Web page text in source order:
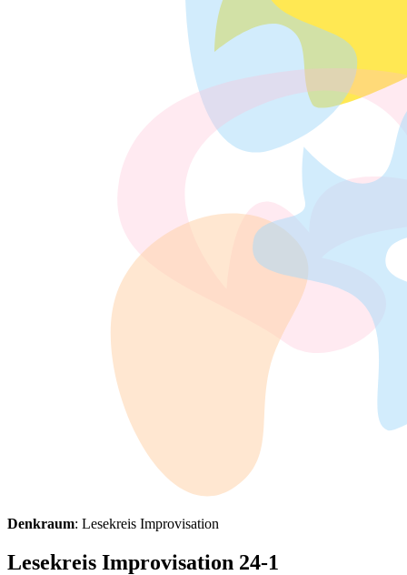
Denkraum: Lesekreis Improvisation
Lesekreis Improvisation 24-1